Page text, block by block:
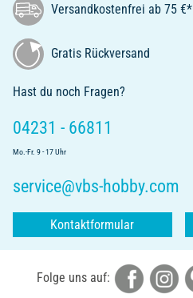
Versandkostenfrei ab 75 €*
Gratis Rückversand
Hast du noch Fragen?
04231 - 66811
Mo.-Fr. 9 - 17 Uhr
service@vbs-hobby.com
Kontaktformular
Folge uns auf: